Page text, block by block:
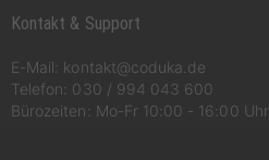
Kontakt & Support
E-Mail: kontakt@coduka.de
Telefon: 030 / 994 043 600
Bürozeiten: Mo-Fr 10:00 - 16:00 Uhr